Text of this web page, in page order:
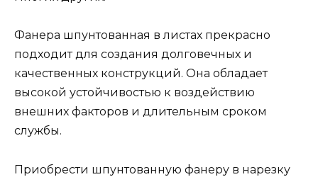
Фанера шпунтованная в листах прекрасно
подходит для создания долговечных и
качественных конструкций. Она обладает
высокой устойчивостью к воздействию
внешних факторов и длительным сроком
службы.
Приобрести шпунтованную фанеру в нарезку